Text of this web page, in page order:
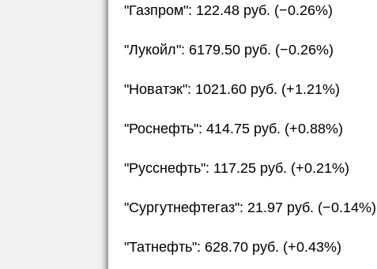
"Газпром": 122.48 руб. (−0.26%)
"Лукойл": 6179.50 руб. (−0.26%)
"Новатэк": 1021.60 руб. (+1.21%)
"Роснефть": 414.75 руб. (+0.88%)
"Русснефть": 117.25 руб. (+0.21%)
"Сургутнефтегаз": 21.97 руб. (−0.14%)
"Татнефть": 628.70 руб. (+0.43%)